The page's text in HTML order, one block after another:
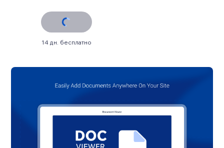
14 дн. бесплатно